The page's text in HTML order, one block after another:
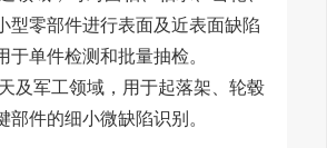
型零部件进行表面及近表面缺陷
于单件检测和批量抽检。
及军工领域，用于起落架、轮毂
部件的细小微缺陷识别。